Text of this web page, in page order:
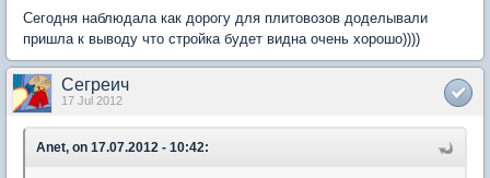
Сегодня наблюдала как дорогу для плитовозов доделывали
пришла к выводу что стройка будет видна очень хорошо))))
Сегреич
17 Jul 2012
Anet, on 17.07.2012 - 10:42: